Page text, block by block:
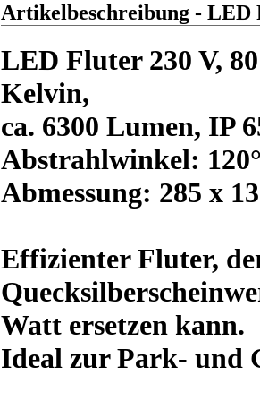
Artikelbeschreibung - LED
LED Fluter 230 V,
Kelvin,
ca. 6300 Lumen, IP
Abstrahlwinkel:
Abmessung: 285 x
Effizienter Fluter,
Watt ersetzen kann.
Ideal zur Park- und